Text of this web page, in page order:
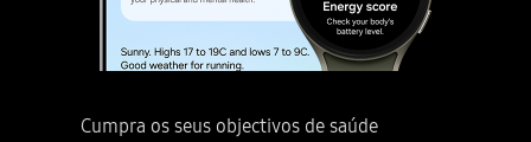
Galaxy AI. Isenção de responsabilidade: pode ser necessário início de sessão na Samsung Account para utilizar determinadas funcionalidades Samsung Ai. A Samsung não faz promessas nem assegura ou garante a precisão, integralidade ou fiabilidade do resultado fornecido pelas funcionalidades de IA. A disponibilidade das funcionalidades Galaxy AI pode variar dependendo da região/país, da versão do OS/One UI, o modelo do dispositivo e da operadora telefónica. As funcionalidades Galaxy AI serão fornecidas gratuitamente até ao final de 2025 em dispositivos Samsung Galaxy suportados. Podem aplicar-se diferentes termos para funcionalidades de AI fornecidas por terceiros. O serviço Galaxy AI pode ser limitado para os menores, em determinadas regiões com restrições de idade sobre utilização de IA. Como utilizar Filtros na Galaxy S25 Series. Tire fotografias espantosas com Filtros unicamente seus. Vamos começar a criar o seu próprio filtro personalizado! A seguir, Filtros. 1. Crie o seu próprio filtro personalizado. É visto o ecrã principal de um dispositivo Galaxy S25 Series. Abra a aplicação Câmera. Uma foto de um sujeito à frente de plantas. Toque no ícone Controlos rápidos. Depois, deslize para a esquerda e pressiona o ícone Filtros e escola Criar filtros. Seleccione uma fotografia que quer utilizar como filtro. Toque em Criar. Seleccione Filtro 3 e dê um nome ao seu filtro. Toque em Terminar para concluir o seu filtro personalizado. isenção de responsabilidade: Os filtros podem não ser gerados se a imagem for demasiado pequena. Vídeo simulado para fins ilustrativos. A UI real pode ser diferente. Tudo pronto! Vamos tirar fotografias fantásticas com o seu próprio filtro! A seguir, Filtros. 2. Tire fotografias com o seu filtro personalizado. Com o filtro que criou, prima sem soltar em Ver original para ver a diferença. Tirada! Dê ao seu retrato um aspecto renovado com filtros diferentes. Crie o seu utilizando fotografias a partir da sua Gallery. Agora tire fotografias com o seu filtro personalizado. Faça com que os vídeos se destaquem com o mesmo filtro. Quer alterar o filtro na sua fotografia? Vamos refinar os detalhes e torná-lo verdadeiramente único. A seguir, Filtros. 3. Ajuste o seu filtro personalizado. A aplicação Gallery está activa no ecrã principal do smartphone Galaxy S25 Series. Toque no ícone Editar e pressione no ícone Filtros. Ajuste-os para corresponderem à sua disposição de forma perfeita. Intensidade, Temperatura da cor, Contraste, Saturação e Ruído da película são ajustados. Personalize os seus filtros com as suas próprias fotografias. Tire e crie as suas próprias fotografias. Um verdadeiro companheiro de IA. Galaxy AI. A seguir, quatro smartphones Galaxy S25 Series dispostos juntos em grelha aparecem a rodar. A luz brilha através do meio para representar o logótipo Galaxy AI. O Galaxy S25 Ultra em Azul prateado titânio é visto a partir do ecrã principal com uma notificação Now Brief que indica, “Ver os destaques de hoje.” O Galaxy S25 plus em Azul-marinho, o Galaxy S25 Ultra em Azul prateado titânio com S Pen, e o Galaxy S25 em Azul gelado estão todos na vista traseira, com o design de câmera arrojado. Galaxy S25 Series. Galaxy AI. Isenção de responsabilidade: Vídeo simulado para fins ilustrativos. A UX/UI real pode ser diferente. A disponibilidade de cores pode variar dependendo do país ou da operadora. samsung.com. Logótipo Samsung.
Cumpra os seus objectivos de saúde